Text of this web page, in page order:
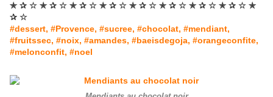
✯ ✰ ☆ ✯ ✰ ☆ ✯ ✰ ☆ ✯ ✰ ☆ ✯ ✰ ☆ ✯ ✰ ☆ ✯ ✰ ☆ ✯ ✰ ☆ ✯
✰ ☆
#dessert, #Provence, #sucree, #chocolat, #mendiant,
#fruitssec, #noix, #amandes, #baeisdegoja, #orangeconfite,
#melonconfit, #noel